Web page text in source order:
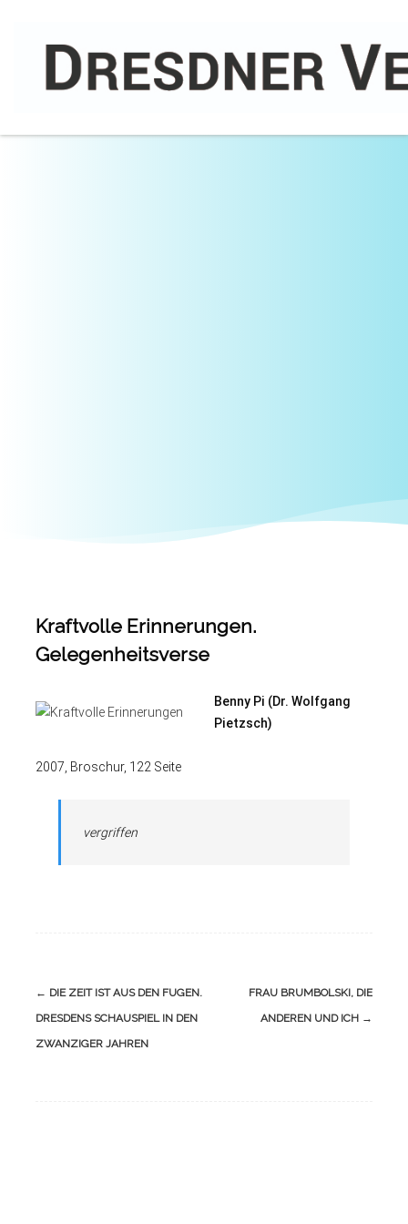
Kraftvolle Erinnerungen.
Gelegenheitsverse
Benny Pi (Dr. Wolfgang
Pietzsch)
2007, Broschur, 122 Seite
vergriffen
← DIE ZEIT IST AUS DEN FUGEN.
DRESDENS SCHAUSPIEL IN DEN
ZWANZIGER JAHREN
FRAU BRUMBOLSKI, DIE
ANDEREN UND ICH →